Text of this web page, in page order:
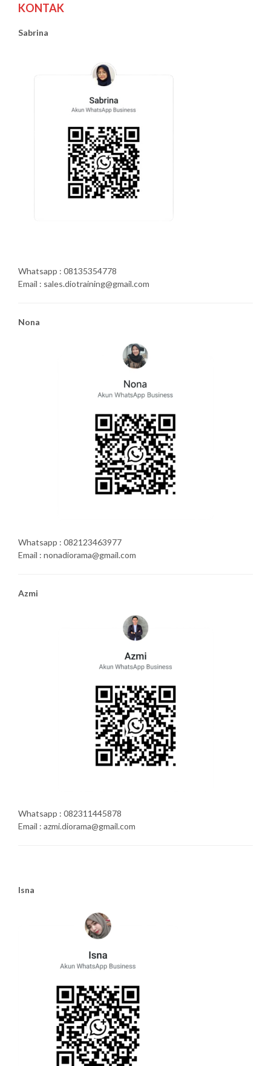
KONTAK
Sabrina
Whatsapp : 08135354778
Email : sales.diotraining@gmail.com
Nona
Whatsapp : 082123463977
Email : nonadiorama@gmail.com
Azmi
Whatsapp : 082311445878
Email : azmi.diorama@gmail.com
Isna